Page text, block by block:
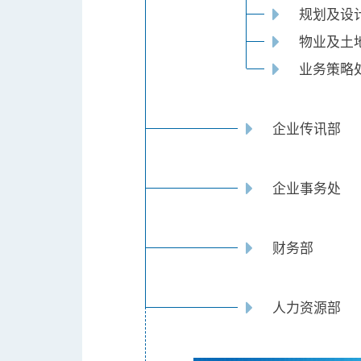
规划及设
物业及土
业务策略
企业传讯部
企业事务处
财务部
人力资源部